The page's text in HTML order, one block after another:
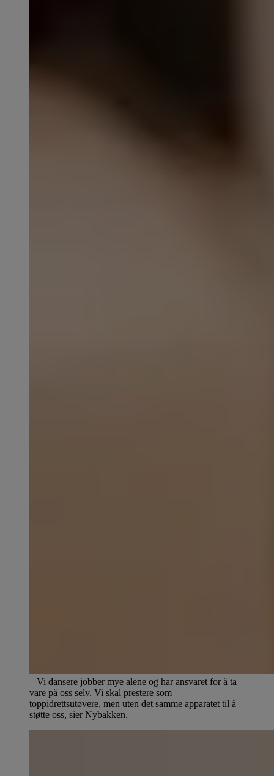
– Vi dansere jobber mye alene og har ansvaret for å ta
vare på oss selv. Vi skal prestere som
toppidrettsutøvere, men uten det samme apparatet til å
støtte oss, sier Nybakken.